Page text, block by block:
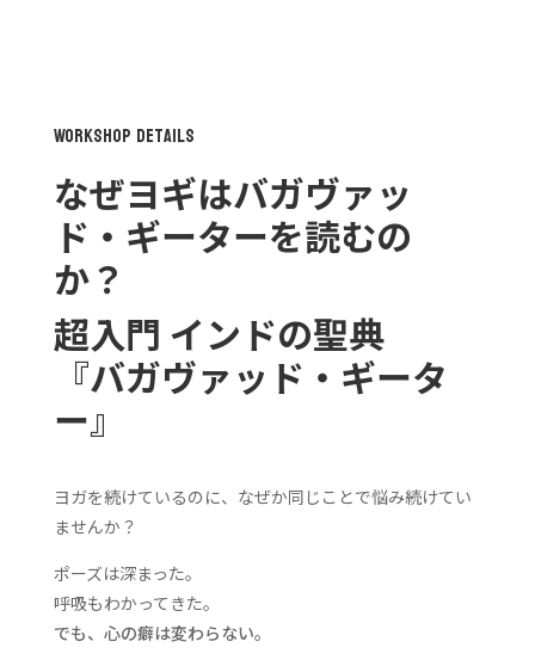
ー
ー
を
読
む
の
か？
個
WorkShop Details
なぜヨギはバガヴァッ
ド・ギーターを読むの
か？
超入門 インドの聖典
『バガヴァッド・ギータ
ー』
ヨガを続けているのに、 なぜか同じことで悩み続けてい
ませんか？
ポーズは深まった。
呼吸もわかってきた。
でも、心の癖は変わらない。